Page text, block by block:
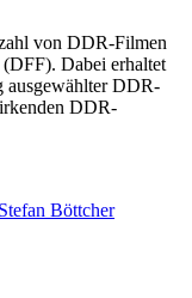
von DDR-Filmen
Dabei erhaltet
ausgewählter DDR-
DDR-
Stefan Böttcher